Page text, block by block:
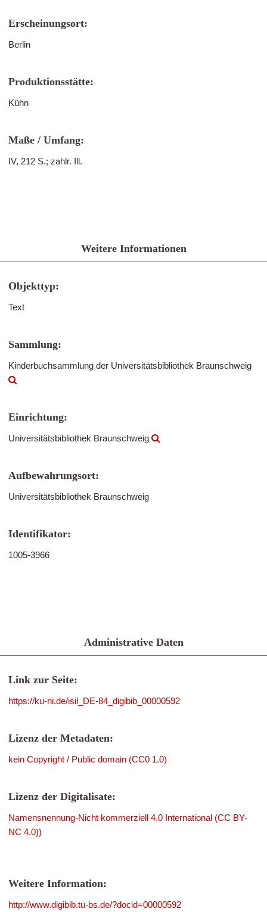
Erscheinungsort:
Berlin
Produktionsstätte:
Kühn
Maße / Umfang:
IV, 212 S.; zahlr. Ill.
Weitere Informationen
Objekttyp:
Text
Sammlung:
Kinderbuchsammlung der Universitätsbibliothek Braunschweig
Einrichtung:
Universitätsbibliothek Braunschweig
Aufbewahrungsort:
Universitätsbibliothek Braunschweig
Identifikator:
1005-3966
Administrative Daten
Link zur Seite:
https://ku-ni.de/isil_DE-84_digibib_00000592
Lizenz der Metadaten:
kein Copyright / Public domain (CC0 1.0)
Lizenz der Digitalisate:
Namensnennung-Nicht kommerziell 4.0 International (CC BY-
NC 4.0))
Weitere Information:
http://www.digibib.tu-bs.de/?docid=00000592